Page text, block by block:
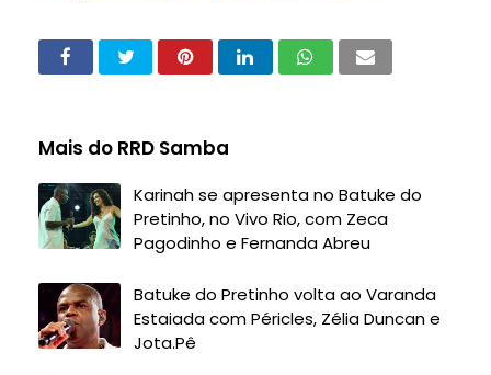
Mais do RRD Samba
Karinah se apresenta no Batuke do
Pretinho, no Vivo Rio, com Zeca
Pagodinho e Fernanda Abreu
Batuke do Pretinho volta ao Varanda
Estaiada com Péricles, Zélia Duncan e
Jota.Pê